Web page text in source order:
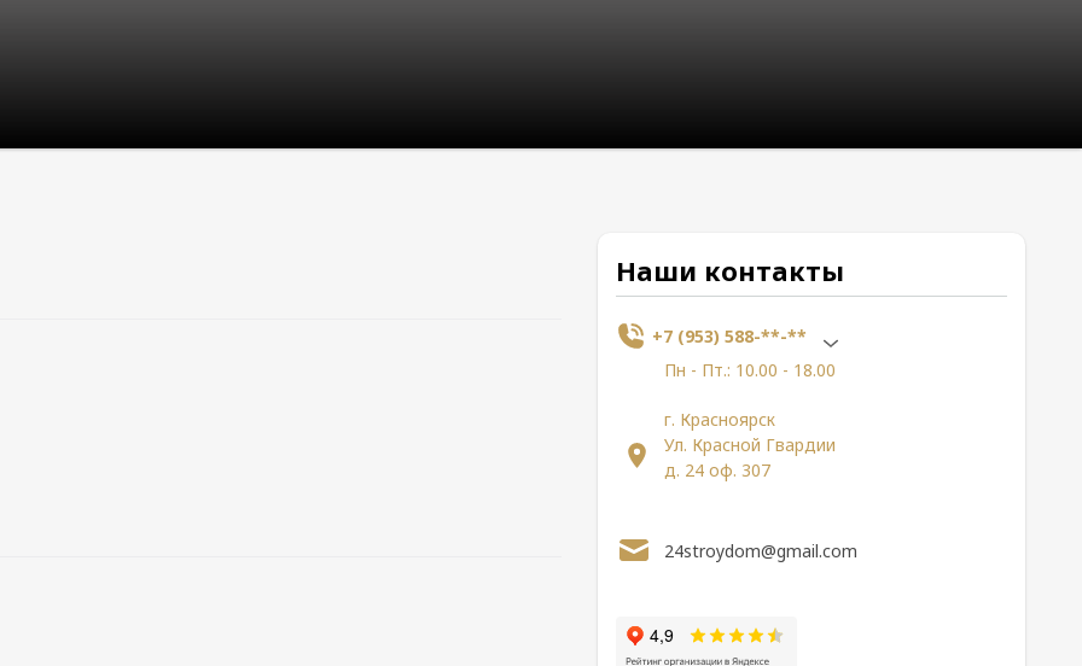
Наши контакты
+7 (953) 588-**-**
Пн - Пт.: 10.00 - 18.00
г. Красноярск
Ул. Красной Гвардии
д. 24 оф. 307
24stroydom@gmail.com